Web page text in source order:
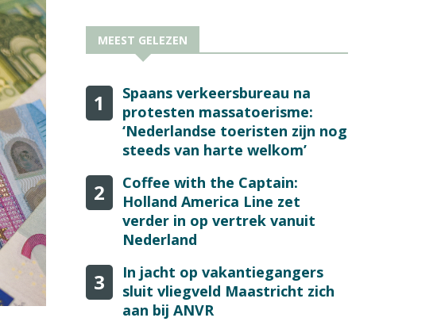
MEEST GELEZEN
1
Spaans verkeersbureau na
protesten massatoerisme:
‘Nederlandse toeristen zijn nog
steeds van harte welkom’
2
Coffee with the Captain:
Holland America Line zet
verder in op vertrek vanuit
Nederland
3
In jacht op vakantiegangers
sluit vliegveld Maastricht zich
aan bij ANVR